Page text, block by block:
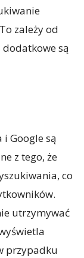
zależy od
są
Google są
z tego, że
co
utrzymywać
przypadku